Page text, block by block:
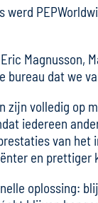
werd
Magnusson,
bureau dat we
zijn volledig op
iedereen
van het
en prettiger
oplossing: